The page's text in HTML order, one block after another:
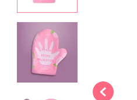
9.
one piece